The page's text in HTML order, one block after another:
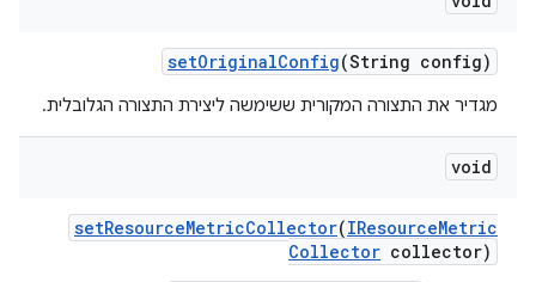
setOriginalConfig(String config)
מגדיר את התצורה המקורית ששימשה ליצירת התצורה הגלובלית.
void
setResourceMetricCollector(IResourceMetric
Collector collector)